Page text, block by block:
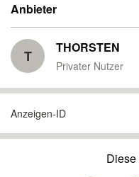
Anbieter
T THORSTEN
Privater Nutzer
Anzeigen-ID